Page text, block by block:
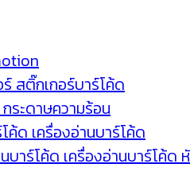
สติ๊กเกอร์บาร์โค้ด
ระดาษความร้อน
ค้ด เครื่องอ่านบาร์โค้ด
บาร์โค้ด เครื่องอ่านบาร์โค้ด